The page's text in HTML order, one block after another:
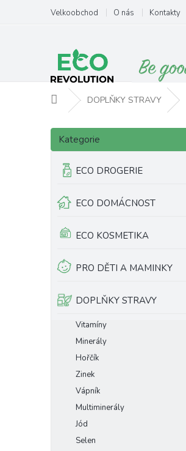
obsah
Velkoobchod O nás Kontakty
Domů DOPLŇKY STRAVY
P
s
n
n
Přeskočit
kategorie
Kategorie
ECO DROGERIE
ECO DOMÁCNOST
ECO KOSMETIKA
PRO DĚTI A MAMINKY
DOPLŇKY STRAVY
Vitamíny
Minerály
Hořčík
Zinek
Vápník
Multiminerály
Jód
Selen